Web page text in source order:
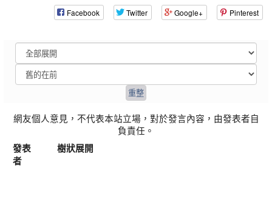
Facebook Twitter Google+ Pinterest
網友個人意見，不代表本站立場，對於發言內容，由發表者自
負責任。
發表
者
樹狀展開